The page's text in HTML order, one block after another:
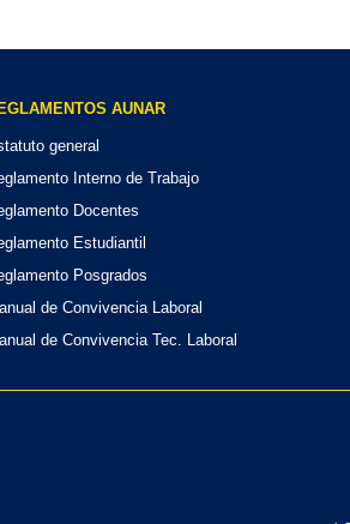
AUNAR
general
Interno de Trabajo
Docentes
Estudiantil
Posgrados
de Convivencia Laboral
de Convivencia Tec. Laboral